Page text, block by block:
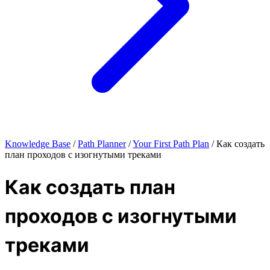
Knowledge Base / Path Planner /Your First Path Plan / Как создать
план проходов с изогнутыми треками
Как создать план
проходов с изогнутыми
треками